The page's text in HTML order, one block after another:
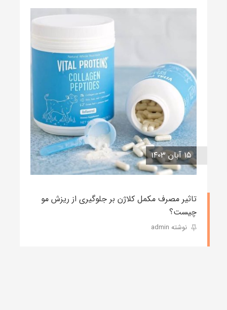
۱۵ آبان ۱۴۰۳
تاثیر مصرف مکمل کلاژن بر جلوگیری از ریزش مو
چیست؟
نوشته admin